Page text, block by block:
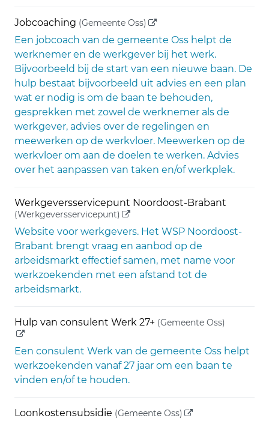
Jobcoaching (Gemeente Oss) (externe link)
Een jobcoach van de gemeente Oss helpt de
werknemer en de werkgever bij het werk.
Bijvoorbeeld bij de start van een nieuwe baan. De
hulp bestaat bijvoorbeeld uit advies en een plan
wat er nodig is om de baan te behouden,
gesprekken met zowel de werknemer als de
werkgever, advies over de regelingen en
meewerken op de werkvloer. Meewerken op de
werkvloer om aan de doelen te werken. Advies
over het aanpassen van taken en/of werkplek.
Werkgeversservicepunt Noordoost-Brabant
(Werkgeversservicepunt) (externe link)
Website voor werkgevers. Het WSP Noordoost-
Brabant brengt vraag en aanbod op de
arbeidsmarkt effectief samen, met name voor
werkzoekenden met een afstand tot de
arbeidsmarkt.
Hulp van consulent Werk 27+ (Gemeente Oss)
Een consulent Werk van de gemeente Oss helpt
werkzoekenden vanaf 27 jaar om een baan te
vinden en/of te houden.
Loonkostensubsidie (Gemeente Oss) (externe link)